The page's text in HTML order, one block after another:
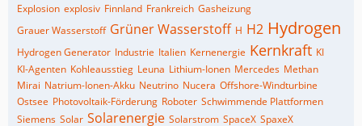
Explosion explosiv Finnland Frankreich Gasheizung
Grauer Wasserstoff Grüner Wasserstoff H H2 Hydrogen
Hydrogen Generator Industrie Italien Kernenergie Kernkraft KI
KI-Agenten Kohleausstieg Leuna Lithium-Ionen Mercedes Methan
Mirai Natrium-Ionen-Akku Neutrino Nucera Offshore-Windturbine
Ostsee Photovoltaik-Förderung Roboter Schwimmende Plattformen
Siemens Solar Solarenergie Solarstrom SpaceX SpaxeX